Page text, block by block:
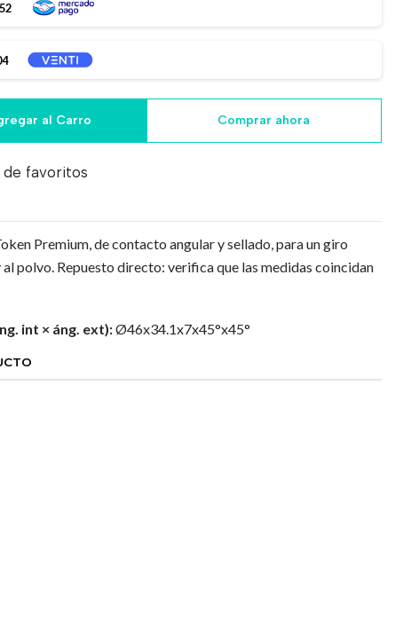
al Carro Comprar ahora
de favoritos
Premium, de contacto angular y sellado, para un giro
al polvo. Repuesto directo: verifica que las medidas coincidan
int × áng. ext):Ø46x34.1x7x45°x45°